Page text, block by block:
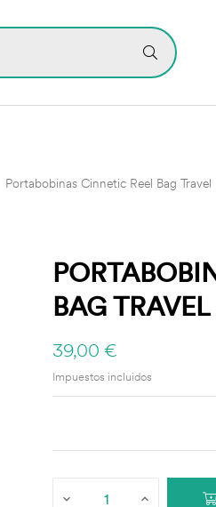
Portabobinas Cinnetic Reel Bag Travel
BAG TRAVEL
39,00 €
Impuestos incluidos